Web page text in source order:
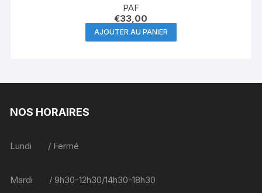
PAF
€33,00
AJOUTER AU PANIER
NOS HORAIRES
Lundi / Fermé
Mardi / 9h30-12h30/14h30-18h30